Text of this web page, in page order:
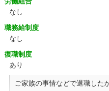
なし
職務給制度
なし
復職制度
あり
ご家族の事情などで退職した